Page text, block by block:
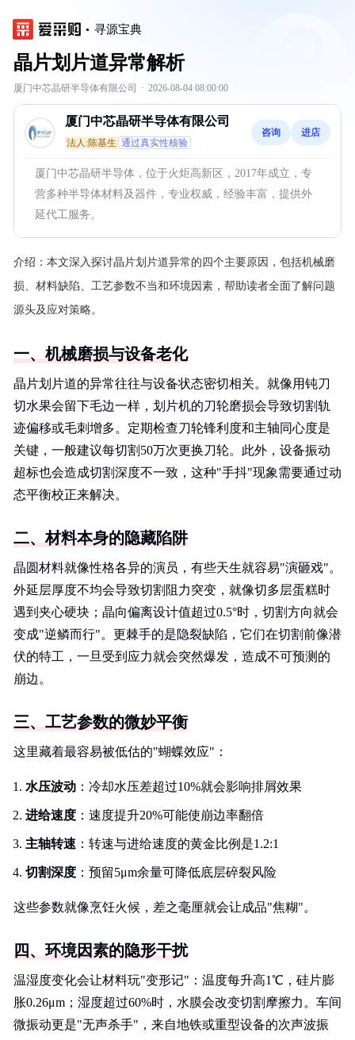
寻源宝典
晶片划片道异常解析
厦门中芯晶研半导体有限公司 · 2026-08-04 08:00:00
厦门中芯晶研半导体有限公司
法人:陈基生 通过真实性核验
咨询 进店
厦门中芯晶研半导体，位于火炬高新区，2017年成立，专
营多种半导体材料及器件，专业权威，经验丰富，提供外
延代工服务。
介绍： 本文深入探讨晶片划片道异常的四个主要原因，包括机械磨
损、材料缺陷、工艺参数不当和环境因素，帮助读者全面了解问题
源头及应对策略。
一、机械磨损与设备老化
晶片划片道的异常往往与设备状态密切相关。就像用钝刀
切水果会留下毛边一样，划片机的刀轮磨损会导致切割轨
迹偏移或毛刺增多。定期检查刀轮锋利度和主轴同心度是
关键，一般建议每切割50万次更换刀轮。此外，设备振动
超标也会造成切割深度不一致，这种"手抖"现象需要通过动
态平衡校正来解决。
二、材料本身的隐藏陷阱
晶圆材料就像性格各异的演员，有些天生就容易"演砸戏"。
外延层厚度不均会导致切割阻力突变，就像切多层蛋糕时
遇到夹心硬块；晶向偏离设计值超过0.5°时，切割方向就会
变成"逆鳞而行"。更棘手的是隐裂缺陷，它们在切割前像潜
伏的特工，一旦受到应力就会突然爆发，造成不可预测的
崩边。
三、工艺参数的微妙平衡
这里藏着最容易被低估的"蝴蝶效应"：
水压波动 ：冷却水压差超过10%就会影响排屑效果
进给速度 ：速度提升20%可能使崩边率翻倍
主轴转速 ：转速与进给速度的黄金比例是1.2:1
切割深度 ：预留5μm余量可降低底层碎裂风险
这些参数就像烹饪火候，差之毫厘就会让成品"焦糊"。
四、环境因素的隐形干扰
温湿度变化会让材料玩"变形记"：温度每升高1℃，硅片膨
胀0.26μm；湿度超过60%时，水膜会改变切割摩擦力。车间
微振动更是"无声杀手"，来自地铁或重型设备的次声波振